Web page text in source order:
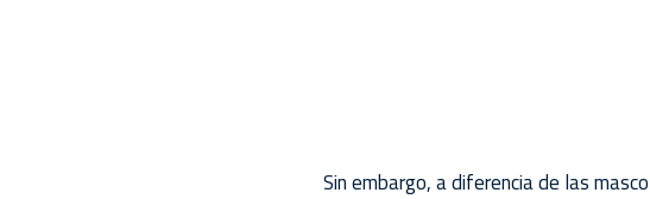
Sin embargo, a diferencia de las